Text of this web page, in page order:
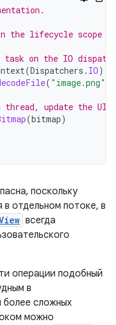
the lifecycle scope
task on the IO
(Dispatchers . IO)
( "image.png"
update the UI.
(bitmap)
поскольку
отдельном потоке, в
всегда
операции подобный
в
сложных
можно